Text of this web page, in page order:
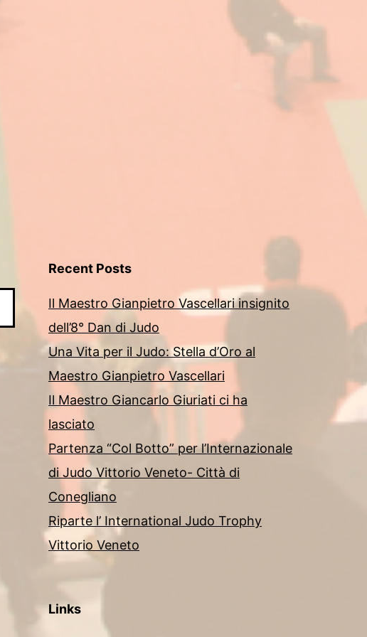
Recent Posts
Il Maestro Gianpietro Vascellari insignito
dell’8° Dan di Judo
Una Vita per il Judo: Stella d’Oro al
Maestro Gianpietro Vascellari
Il Maestro Giancarlo Giuriati ci ha
lasciato
Partenza “Col Botto” per l’Internazionale
di Judo Vittorio Veneto- Città di
Conegliano
Riparte l’ International Judo Trophy
Vittorio Veneto
Links